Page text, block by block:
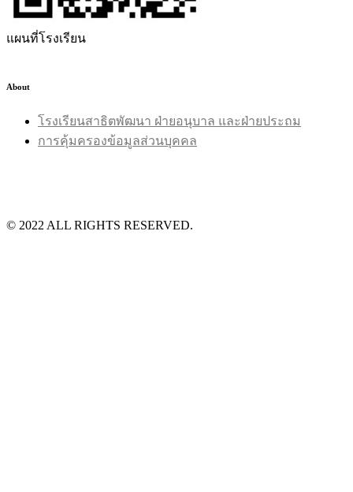
แผนที่โรงเรียน
About
โรงเรียนสาธิตพัฒนา ฝ่ายอนุบาล และฝ่ายประถม
การคุ้มครองข้อมูลส่วนบุคคล
©️ 2022 ALL RIGHTS RESERVED.